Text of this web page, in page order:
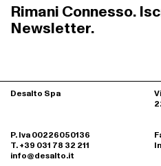
Rimani Connesso.
Newsletter.
Desalto Spa
P. Iva 00226050136
T. +39 031 78 32 211
info@desalto.it